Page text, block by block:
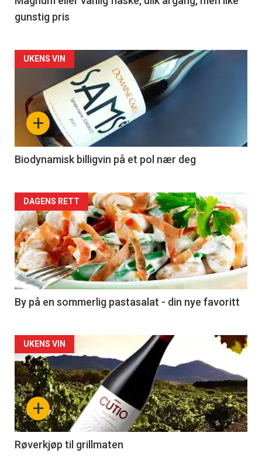
gunstig pris
Forsiden
akkurat
nå
4
+
UKENS VIN
Biodynamisk billigvin på et pol nær deg
Forsiden
akkurat
nå
-
5
DAGENS RETT
By på en sommerlig pastasalat - din nye favoritt
Forsiden
akkurat
nå
-
6
+
UKENS VIN
Røverkjøp til grillmaten